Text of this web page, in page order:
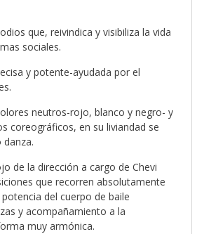
que, reivindica y visibiliza la vida
sociales.
y potente-ayudada por el
neutros-rojo, blanco y negro- y
coreográficos, en su liviandad se
de la dirección a cargo de Chevi
que recorren absolutamente
del cuerpo de baile
y acompañamiento a la
muy armónica.